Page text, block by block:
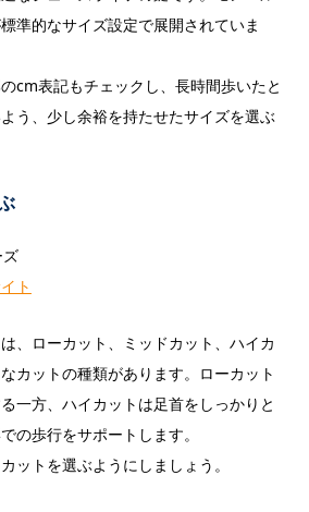
準的なサイズ設定で展開されていま
cm表記もチェックし、長時間歩いたと
う、少し余裕を持たせたサイズを選ぶ
ト
、ローカット、ミッドカット、ハイカ
カットの種類があります。ローカット
一方、ハイカットは足首をしっかりと
の歩行をサポートします。
ットを選ぶようにしましょう。